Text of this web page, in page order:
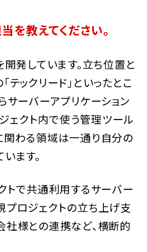
教えてください。
発しています。立ち位置と
テックリード」といったとこ
サーバーアプリケーション
ェクト内で使う管理ツール
関わる領域は一通り自分の
ます。
トで共通利用するサーバー
プロジェクトの立ち上げ支
社様との連携など、横断的